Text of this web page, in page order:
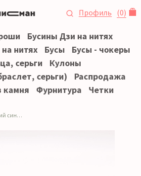
Профиль (0)
Бусины Дзи на нитях
нитях
Бусы
Бусы - чокеры
серьги
Кулоны
серьги)
Распродажа
камня
Фурнитура Четки
синий